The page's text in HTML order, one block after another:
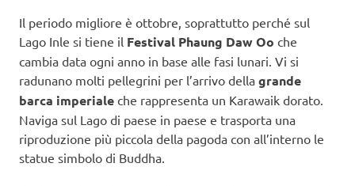
Il periodo migliore è ottobre, soprattutto perché sul
Lago Inle si tiene il Festival Phaung Daw Oo che
cambia data ogni anno in base alle fasi lunari. Vi si
radunano molti pellegrini per l’arrivo della grande
barca imperiale che rappresenta un Karawaik dorato.
Naviga sul Lago di paese in paese e trasporta una
riproduzione più piccola della pagoda con all’interno le
statue simbolo di Buddha.